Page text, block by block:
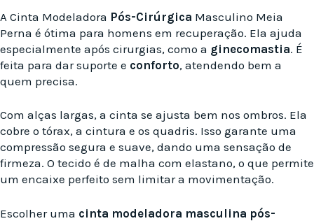
A Cinta Modeladora Pós-Cirúrgica Masculino Meia
Perna é ótima para homens em recuperação. Ela ajuda
especialmente após cirurgias, como a ginecomastia. É
feita para dar suporte e conforto, atendendo bem a
quem precisa.
Com alças largas, a cinta se ajusta bem nos ombros. Ela
cobre o tórax, a cintura e os quadris. Isso garante uma
compressão segura e suave, dando uma sensação de
firmeza. O tecido é de malha com elastano, o que permite
um encaixe perfeito sem limitar a movimentação.
Escolher uma cinta modeladora masculina pós-